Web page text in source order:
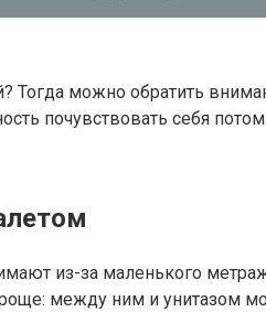
можно обратить
почувствовать себя
из-за маленького
между ним и унитазом